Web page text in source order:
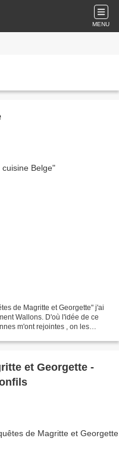
MENU
de Magritte et Georgette" j'ai
Wallons. D'où l'idée de ce
m'ont rejointes , on les
et Georgette -